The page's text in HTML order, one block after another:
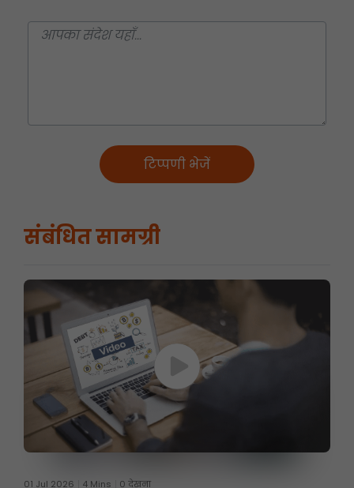
टिप्पणी भेजें
संबंधित सामग्री
01 Jul 2026 4 Mins 0 देखना